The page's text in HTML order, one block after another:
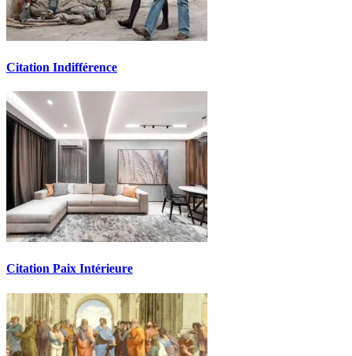
Citation Indifférence
Citation Paix Intérieure